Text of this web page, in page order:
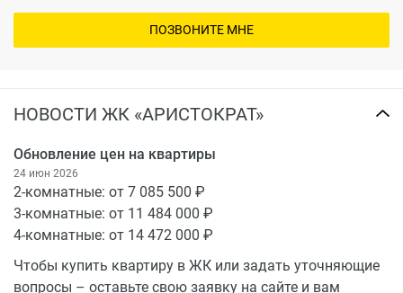
Дом на улице Бурмагиных можно рассматривать как
локальный жилой проект с акцентом на комфорт-
меньшую конкуренцию внутри самого проекта и более
особенно актуален для тех, кто выбирает новостройку
не по принципу масштаба, а по сочетанию
приватности, удобства и умеренного количества
соседей. Для агентства недвижимости это даёт
возможность позиционировать объект как точечное
предложение в Вологде с более спокойной моделью
проживания.
НОВОСТИ ЖК «АРИСТОКРАТ»
Обновление цен на квартиры
24 июн 2026
2-комнатные: от 7 085 500
3-комнатные: от 11 484 000
4-комнатные: от 14 472 000
Чтобы купить квартиру в ЖК или задать уточняющие
вопросы – оставьте свою заявку на сайте и вам
ПОЗВОНИТЕ МНЕ